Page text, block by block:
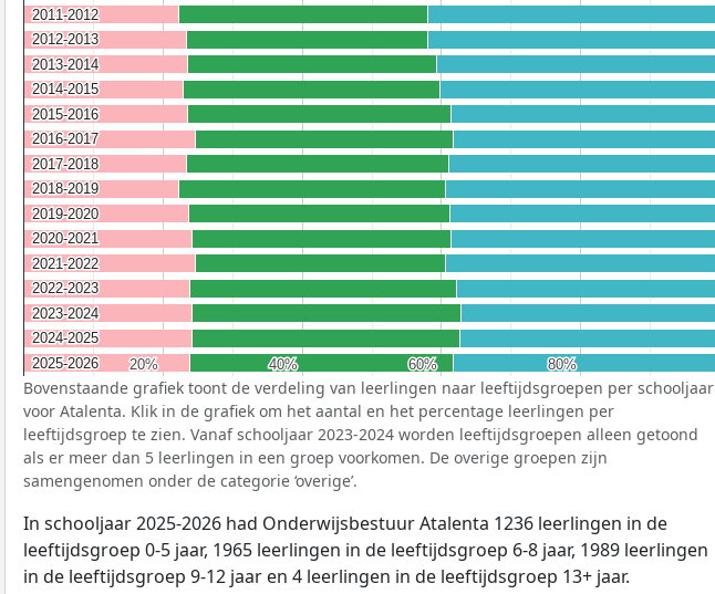
20%
20% 40%
40% 60%
60% 80%
80%
2011-2012
2011-2012
2012-2013
2012-2013
2013-2014
2013-2014
2014-2015
2014-2015
2015-2016
2015-2016
2016-2017
2016-2017
2017-2018
2017-2018
2018-2019
2018-2019
2019-2020
2019-2020
2020-2021
2020-2021
2021-2022
2021-2022
2022-2023
2022-2023
2023-2024
2023-2024
2024-2025
2024-2025
2025-2026
2025-2026
Bovenstaande grafiek toont de verdeling van leerlingen naar leeftijdsgroepen per schooljaar
voor Atalenta. Klik in de grafiek om het aantal en het percentage leerlingen per
leeftijdsgroep te zien. Vanaf schooljaar 2023-2024 worden leeftijdsgroepen alleen getoond
als er meer dan 5 leerlingen in een groep voorkomen. De overige groepen zijn
samengenomen onder de categorie ‘overige’.
In schooljaar 2025-2026 had Onderwijsbestuur Atalenta 1236 leerlingen in de
leeftijdsgroep 0-5 jaar, 1965 leerlingen in de leeftijdsgroep 6-8 jaar, 1989 leerlingen
in de leeftijdsgroep 9-12 jaar en 4 leerlingen in de leeftijdsgroep 13+ jaar.